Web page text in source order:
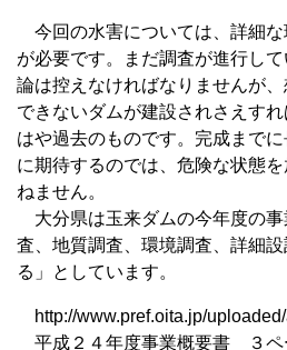
今回の水害については、詳細な
が必要です。まだ調査が進行し
論は控えなければなりませんが
できないダムが建設されさえす
はや過去のものです。完成まで
に期待するのでは、危険な状態
ねません。
大分県は玉来ダムの今年度の事
査、地質調査、環境調査、詳細
る」としています。
http://www.pref.oita.jp/
平成２４年度事業概要書 ３ペ